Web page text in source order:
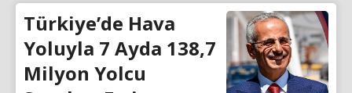
Türkiye’de Hava
Yoluyla 7 Ayda 138,7
Milyon Yolcu